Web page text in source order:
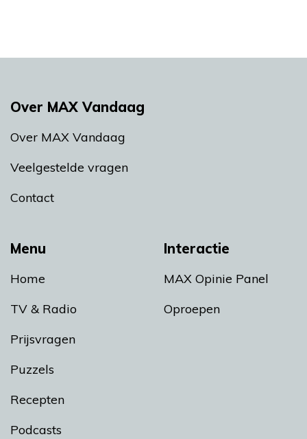
Menu
Home
TV & Radio
Prijsvragen
Puzzels
Recepten
Podcasts
Interactie
MAX Opinie Panel
Oproepen
Over MAX Vandaag
Over MAX Vandaag
Veelgestelde vragen
Contact